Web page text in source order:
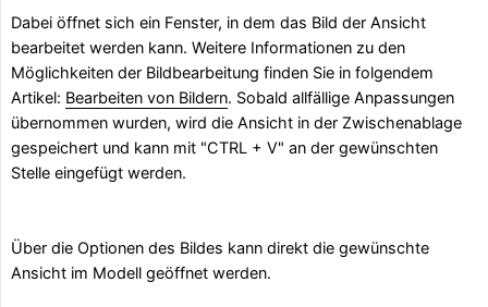
Dabei öffnet sich ein Fenster, in dem das Bild der Ansicht
bearbeitet werden kann. Weitere Informationen zu den
Möglichkeiten der Bildbearbeitung finden Sie in folgendem
Artikel: Bearbeiten von Bildern. Sobald allfällige Anpassungen
übernommen wurden, wird die Ansicht in der Zwischenablage
gespeichert und kann mit "CTRL + V" an der gewünschten
Stelle eingefügt werden.
Über die Optionen des Bildes kann direkt die gewünschte
Ansicht im Modell geöffnet werden.